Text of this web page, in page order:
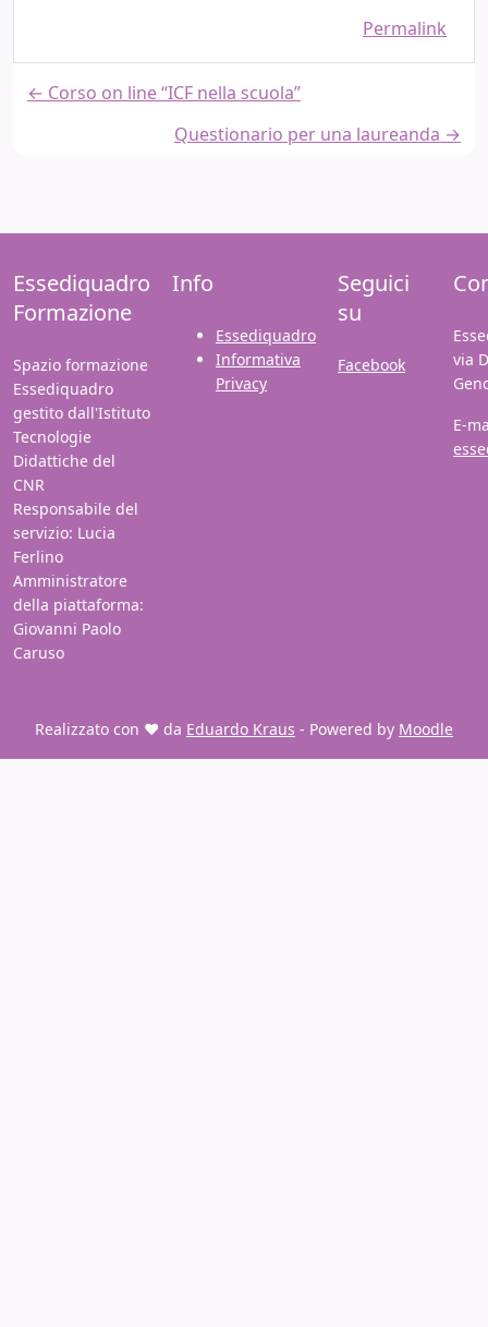
Permalink
← Corso on line “ICF nella scuola”
Questionario per una laureanda →
Essediquadro
Formazione
Spazio formazione
Essediquadro
gestito dall'Istituto
Tecnologie
Didattiche del
CNR
Responsabile del
servizio: Lucia
Ferlino
Amministratore
della piattaforma:
Giovanni Paolo
Caruso
Info
Essediquadro
Informativa
Privacy
Seguici
su
Facebook
via
E-
Realizzato con ❤️ da Eduardo Kraus - Powered by Moodle